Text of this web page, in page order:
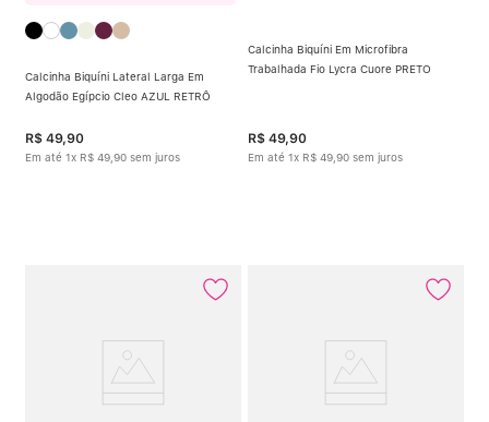
Calcinha Biquíni Lateral Larga Em
Algodão Egípcio Cleo AZUL RETRÔ
R$ 49,90
Em até 1x R$ 49 90 sem juros
Calcinha Biquíni Em Microfibra
Trabalhada Fio Lycra Cuore PRETO
R$ 49,90
Em até 1x R$ 49 90 sem juros